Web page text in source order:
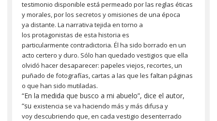
testimonio disponible está permeado por las reglas éticas
ymorales, por los secretos y omisiones de una época
ya distante. La narrativa tejida en torno a
los protagonistas de esta historia es
particularmente contradictoria. Él ha sido borrado en un
acto certero yduro. Sólo han quedado vestigios que ella
olvidó hacerdesaparecer: papeles viejos, recortes, un
puñado de fotografías, cartas a las que les faltan páginas
o que han sido mutiladas.
“En la medida que busco a mi abuelo”, dice el autor,
“su existencia se va haciendo más y más difusa y
voydescubriendo que, en cada vestigio desenterrado